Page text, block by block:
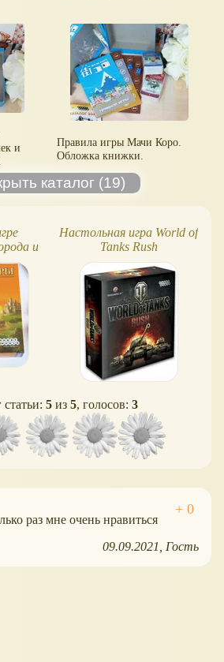
и
Правила игры Мачи Коро.
Обложка книжки.
и
Настольная игра World of
Tanks Rush
5 из 5, голосов: 3
раз мне очень нравиться
09.09.2021 Гость